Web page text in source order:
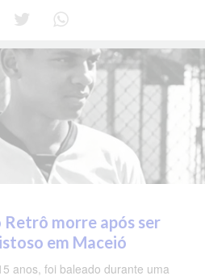
morre após ser
em Maceió
anos, foi baleado durante uma